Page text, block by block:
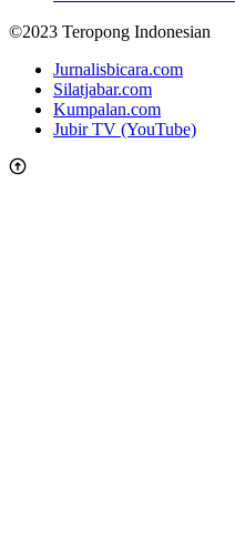
©2023 Teropong Indonesian
Jurnalisbicara.com
Silatjabar.com
Kumpalan.com
Jubir TV (YouTube)